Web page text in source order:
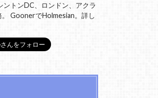
ントンDC、ロンドン、アクラ
GoonerでHolmesian。詳し